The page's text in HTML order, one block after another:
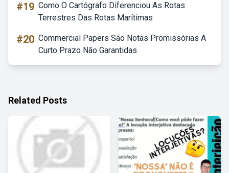
#19 Como O Cartógrafo Diferenciou As Rotas
Terrestres Das Rotas Marítimas
#20 Commercial Papers São Notas Promissórias A
Curto Prazo Não Garantidas
Related Posts